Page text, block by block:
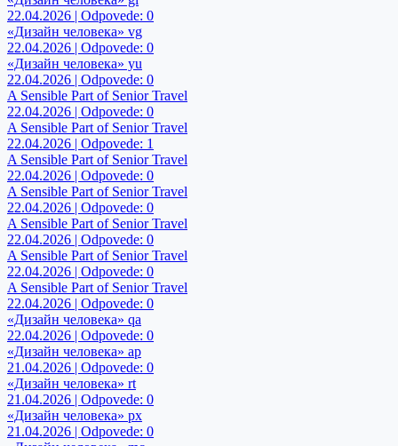
22.04.2026 | Odpovede: 0
«Дизайн человека» vg
22.04.2026 | Odpovede: 0
«Дизайн человека» yu
22.04.2026 | Odpovede: 0
A Sensible Part of Senior Travel
22.04.2026 | Odpovede: 0
A Sensible Part of Senior Travel
22.04.2026 | Odpovede: 1
A Sensible Part of Senior Travel
22.04.2026 | Odpovede: 0
A Sensible Part of Senior Travel
22.04.2026 | Odpovede: 0
A Sensible Part of Senior Travel
22.04.2026 | Odpovede: 0
A Sensible Part of Senior Travel
22.04.2026 | Odpovede: 0
A Sensible Part of Senior Travel
22.04.2026 | Odpovede: 0
«Дизайн человека» qa
22.04.2026 | Odpovede: 0
«Дизайн человека» ap
21.04.2026 | Odpovede: 0
«Дизайн человека» rt
21.04.2026 | Odpovede: 0
«Дизайн человека» px
21.04.2026 | Odpovede: 0